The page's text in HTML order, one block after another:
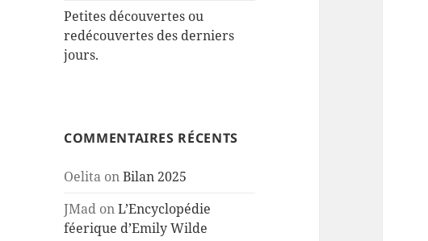
Petites découvertes ou
redécouvertes des derniers
jours.
COMMENTAIRES RÉCENTS
Oelita onBilan 2025
JMad onL’Encyclopédie
féerique d’Emily Wilde